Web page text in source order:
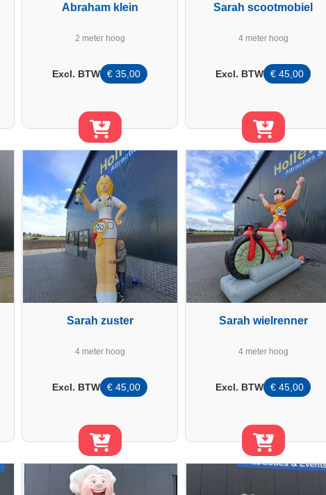
Abraham klein
2 meter hoog
€ 35,00
Excl. BTW
Sarah scootmobiel
4 meter hoog
€ 45,00
Excl. BTW
Sarah zuster
4 meter hoog
€ 45,00
Excl. BTW
Sarah wielrenner
4 meter hoog
€ 45,00
Excl. BTW